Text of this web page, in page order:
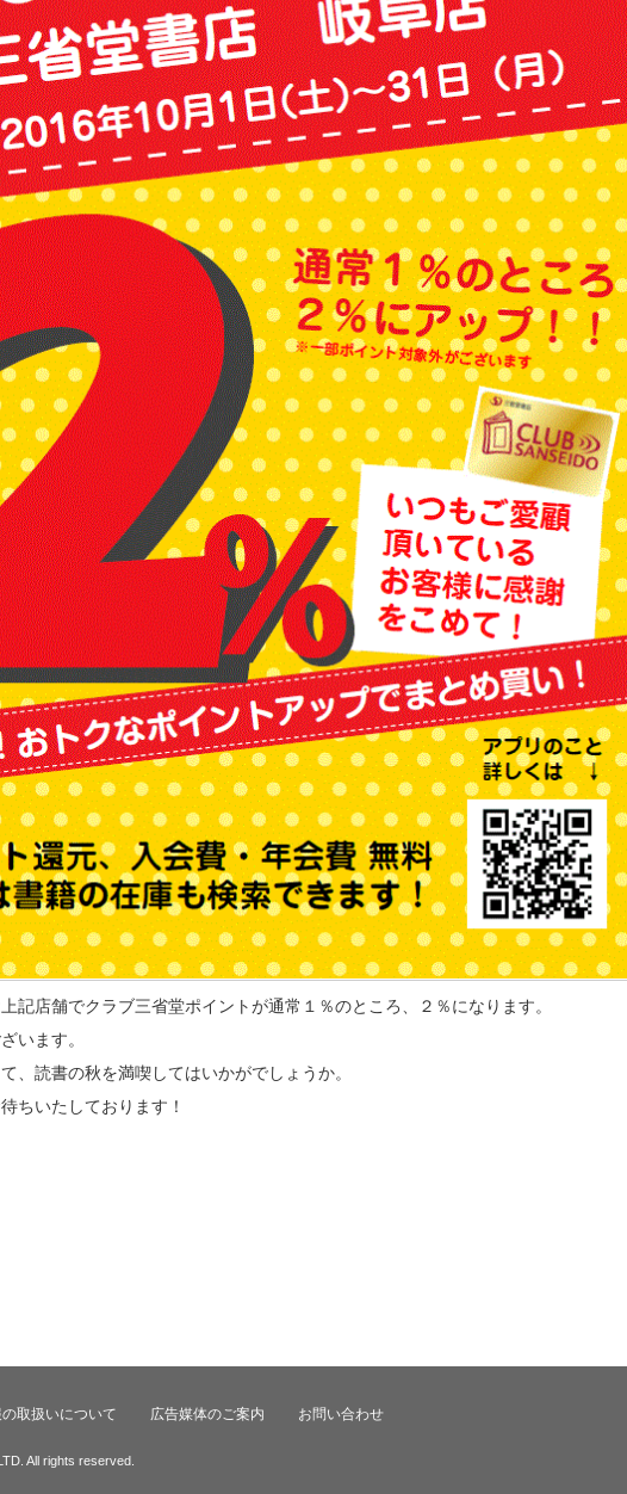
記店舗でクラブ三省堂ポイントが通常１％のところ、２％になります。
います。
、読書の秋を満喫してはいかがでしょうか。
ちいたしております！
取扱いについて 広告媒体のご案内 お問い合わせ
All rights reserved.